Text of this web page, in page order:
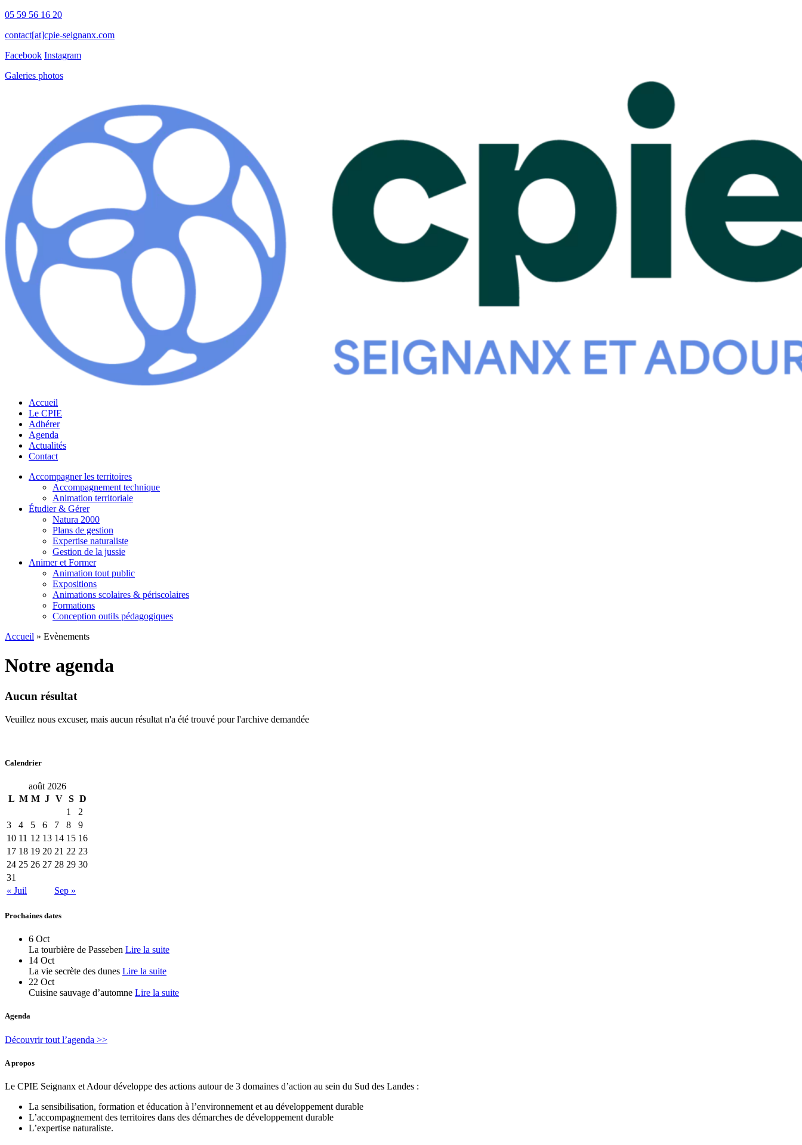
05 59 56 16 20
contact[at]cpie-seignanx.com
Facebook Instagram
Galeries photos
Accueil
Le CPIE
Adhérer
Agenda
Actualités
Contact
Accompagner les territoires
Accompagnement technique
Animation territoriale
Étudier & Gérer
Natura 2000
Plans de gestion
Expertise naturaliste
Gestion de la jussie
Animer et Former
Animation tout public
Expositions
Animations scolaires & périscolaires
Formations
Conception outils pédagogiques
Accueil » Evènements
Notre agenda
Aucun résultat
Veuillez nous excuser, mais aucun résultat n'a été trouvé pour l'archive demandée
Calendrier
août 2026
L M M J V S D
1
2
3
4 5 6 7 8
9
10 11 12 13 14 15 16
17 18 19 20 21 22 23
24 25 26 27 28 29 30
31
« Juil
Sep »
Prochaines dates
6 Oct
La tourbière de Passeben Lire la suite
14 Oct
La vie secrète des dunes Lire la suite
22 Oct
Cuisine sauvage d’automne Lire la suite
Agenda
Découvrir tout l’agenda >>
A propos
Le CPIE Seignanx et Adour développe des actions autour de 3 domaines d’action au sein du Sud des Landes :
La sensibilisation, formation et éducation à l’environnement et au développement durable
L’accompagnement des territoires dans des démarches de développement durable
L’expertise naturaliste.